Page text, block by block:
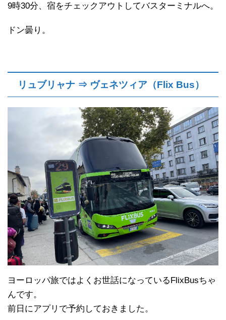
9時30分、宿をチェックアウトしてバスターミナルへ。
ドン曇り。
リュブリャナ ⇒ ヴェネツィア（Flix Bus）
ヨーロッパ旅ではよくお世話になっているFlixBusちゃ
んです。
前日にアプリで予約しておきました。